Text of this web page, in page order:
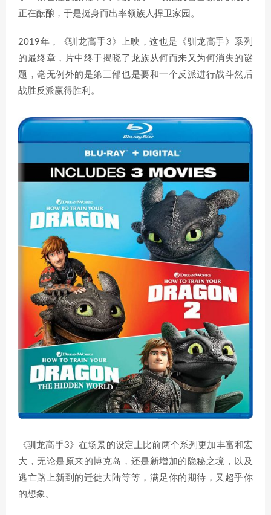
正在酝酿，于是挺身而出率领族人捍卫家园。
2019年，《驯龙高手3》上映，这也是《驯龙高手》系列
的最终章，片中终于揭晓了龙族从何而来又为何消失的谜
题，毫无例外的是第三部也是要和一个反派进行战斗然后
战胜反派赢得胜利。
《驯龙高手3》在场景的设定上比前两个系列更加丰富和宏
大，无论是原来的博克岛，还是新增加的隐秘之境，以及
逃亡路上新到的迁徙大陆等等，满足你的期待，又超乎你
的想象。